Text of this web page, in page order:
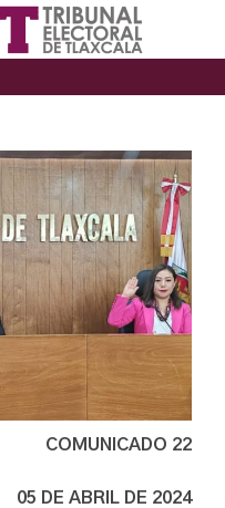
COMUNICADO 22
05 DE ABRIL DE 2024